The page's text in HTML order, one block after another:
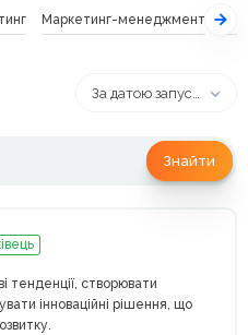
Маркетинг-менеджмент SEO
Знайти
тенденції, створювати
інноваційні рішення, що